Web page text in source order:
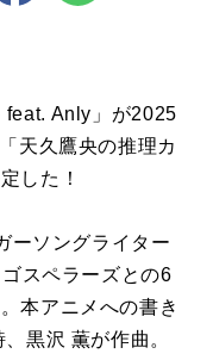
feat. Anly」が2025
天久鷹央の推理カ
した！
ーソングライター
スペラーズとの6
本アニメへの書き
黒沢 薫が作曲。